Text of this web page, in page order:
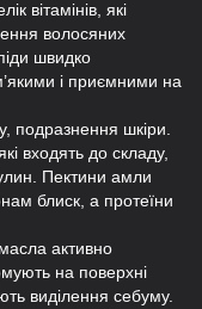
вітамінів, які
волосяних
швидко
і приємними на
подразнення шкіри.
входять до складу,
Пектини амли
блиск, а протеїни
активно
на поверхні
виділення себуму.